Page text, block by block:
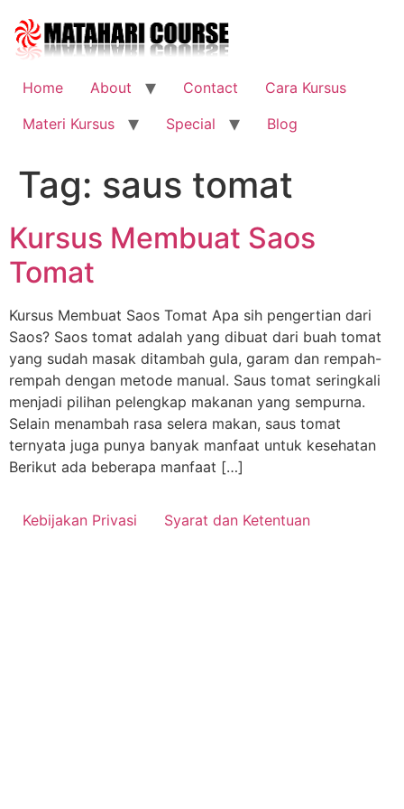
content
Home
About Contact
Cara Kursus
Materi Kursus
Special Blog
Tag: saus tomat
Kursus Membuat Saos
Tomat
Kursus Membuat Saos Tomat Apa sih pengertian dari
Saos? Saos tomat adalah yang dibuat dari buah tomat
yang sudah masak ditambah gula, garam dan rempah-
rempah dengan metode manual. Saus tomat seringkali
menjadi pilihan pelengkap makanan yang sempurna.
Selain menambah rasa selera makan, saus tomat
ternyata juga punya banyak manfaat untuk kesehatan
Berikut ada beberapa manfaat […]
Kebijakan Privasi Syarat dan Ketentuan